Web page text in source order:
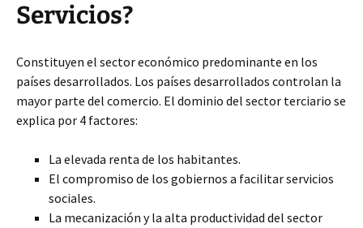
Servicios?
Constituyen el sector económico predominante en los
países desarrollados. Los países desarrollados controlan la
mayor parte del comercio. El dominio del sector terciario se
explica por 4 factores:
La elevada renta de los habitantes.
El compromiso de los gobiernos a facilitar servicios
sociales.
La mecanización y la alta productividad del sector